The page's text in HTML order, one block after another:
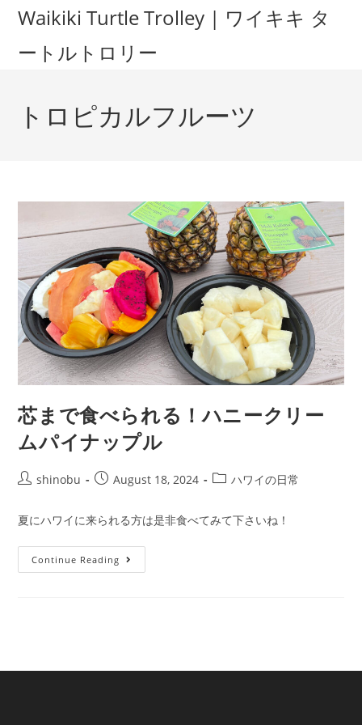
Waikiki Turtle Trolley | ワイキキ タ
ートルトロリー
トロピカルフルーツ
芯まで食べられる！ハニークリー
ムパイナップル
shinobu August 18, 2024 ハワイの日常
夏にハワイに来られる方は是非食べてみて下さいね！
Continue Reading